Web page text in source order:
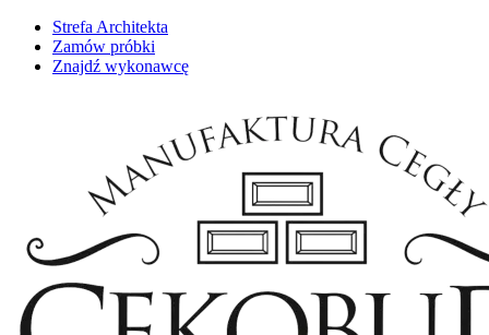
Strefa Architekta
Zamów próbki
Znajdź wykonawcę